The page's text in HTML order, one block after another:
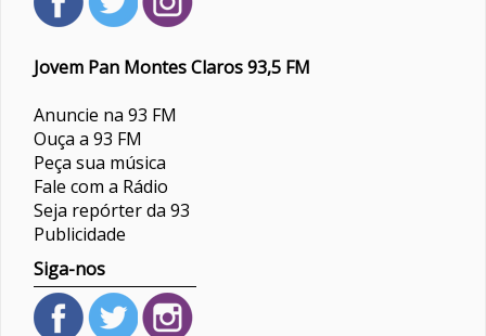
Jovem Pan Montes Claros 93,5 FM
Anuncie na 93 FM
Ouça a 93 FM
Peça sua música
Fale com a Rádio
Seja repórter da 93
Publicidade
Siga-nos